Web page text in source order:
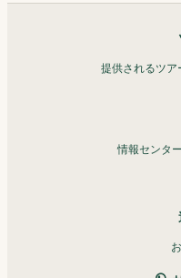
提供されるツア
情報センター